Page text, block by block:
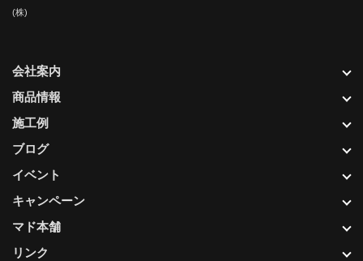
(株)
会社案内
商品情報
施工例
ブログ
イベント
キャンペーン
マド本舗
リンク